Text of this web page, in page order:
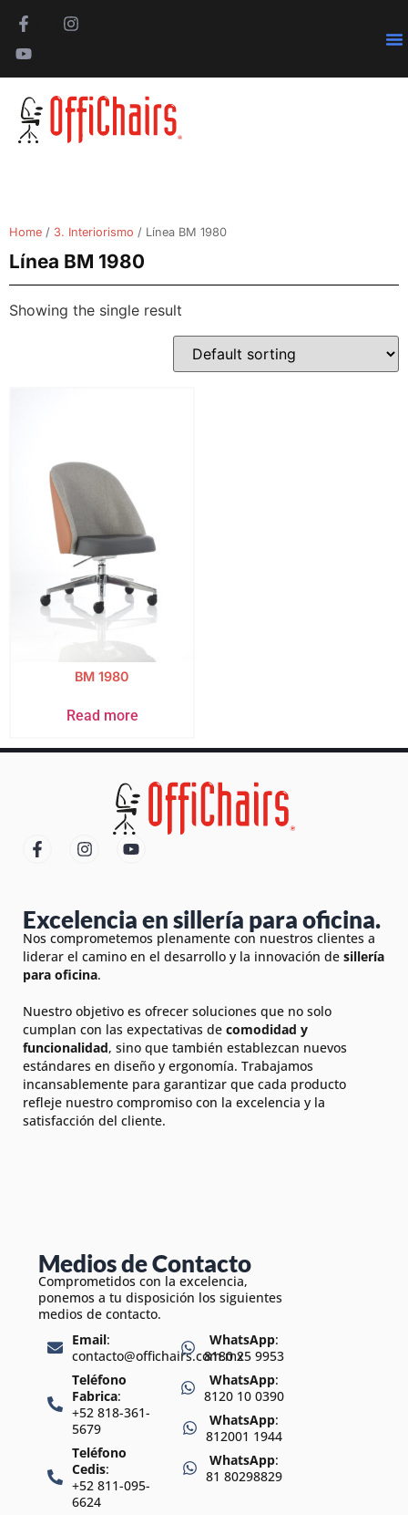
Home / 3. Interiorismo / Línea BM 1980
Línea BM 1980
Showing the single result
BM 1980
Read more
Excelencia en sillería para oficina.
Nos comprometemos plenamente con nuestros clientes a
liderar el camino en el desarrollo y la innovación de sillería
para oficina.
Nuestro objetivo es ofrecer soluciones que no solo
cumplan con las expectativas de comodidad y
funcionalidad, sino que también establezcan nuevos
estándares en diseño y ergonomía. Trabajamos
incansablemente para garantizar que cada producto
refleje nuestro compromiso con la excelencia y la
satisfacción del cliente.
Medios de Contacto
Comprometidos con la excelencia,
ponemos a tu disposición los siguientes
medios de contacto.
Email:
contacto@offichairs.com.mx
Teléfono
Fabrica:
+52 818-361-
5679
Teléfono
Cedis:
+52 811-095-
6624
WhatsApp:
8180 25 9953
WhatsApp:
8120 10 0390
WhatsApp:
812001 1944
WhatsApp:
81 80298829